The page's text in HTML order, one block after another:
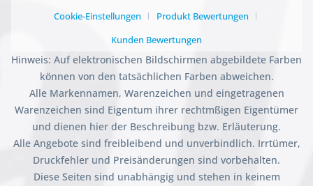
Cookie-Einstellungen
Produkt Bewertungen
Kunden Bewertungen
Hinweis: Auf elektronischen Bildschirmen abgebildete Farben
können von den tatsächlichen Farben abweichen.
Alle Markennamen, Warenzeichen und eingetragenen
Warenzeichen sind Eigentum ihrer rechtmßigen Eigentümer
und dienen hier der Beschreibung bzw. Erläuterung.
Alle Angebote sind freibleibend und unverbindlich. Irrtümer,
Druckfehler und Preisänderungen sind vorbehalten.
Diese Seiten sind unabhängig und stehen in keinem